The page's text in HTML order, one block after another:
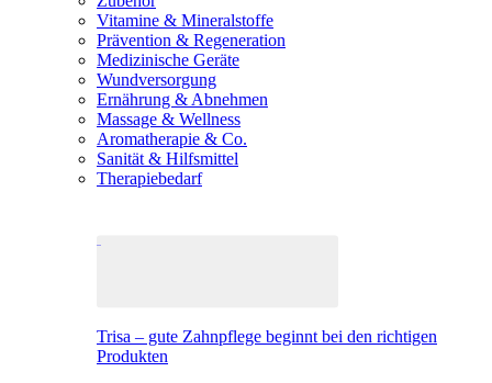
Vitamine & Mineralstoffe
Prävention & Regeneration
Medizinische Geräte
Wundversorgung
Ernährung & Abnehmen
Massage & Wellness
Aromatherapie & Co.
Sanität & Hilfsmittel
Therapiebedarf
Trisa – gute Zahnpflege beginnt bei den richtigen
Produkten